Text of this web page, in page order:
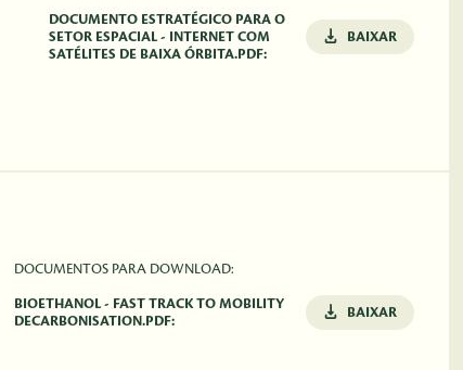
DOCUMENTO ESTRATÉGICO PARA O
SETOR ESPACIAL - INTERNET COM
SATÉLITES DE BAIXA ÓRBITA.PDF:
BAIXAR
DOCUMENTOS PARA DOWNLOAD:
BIOETHANOL - FAST TRACK TO MOBILITY
DECARBONISATION.PDF:
BAIXAR